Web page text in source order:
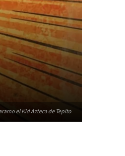
el Kid Azteca de Tepito